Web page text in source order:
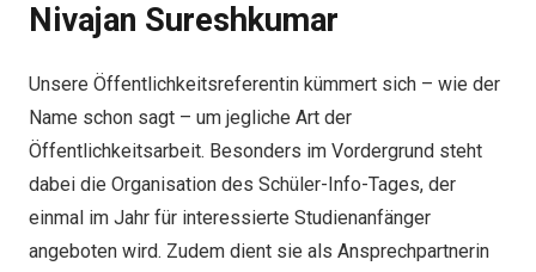
Nivajan Sureshkumar
Unsere Öffentlichkeitsreferentin kümmert sich – wie der
Name schon sagt – um jegliche Art der
Öffentlichkeitsarbeit. Besonders im Vordergrund steht
dabei die Organisation des Schüler-Info-Tages, der
einmal im Jahr für interessierte Studienanfänger
angeboten wird. Zudem dient sie als Ansprechpartnerin